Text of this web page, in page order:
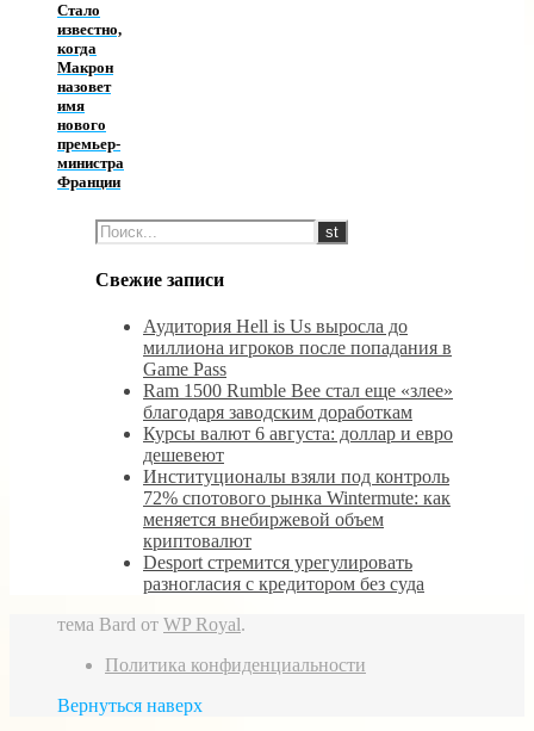
Стало
известно,
когда
Макрон
назовет
имя
нового
премьер-
министра
Франции
Свежие записи
Аудитория Hell is Us выросла до
миллиона игроков после попадания в
Game Pass
Ram 1500 Rumble Bee стал еще «злее»
благодаря заводским доработкам
Курсы валют 6 августа: доллар и евро
дешевеют
Институционалы взяли под контроль
72% спотового рынка Wintermute: как
меняется внебиржевой объем
криптовалют
Desport стремится урегулировать
разногласия с кредитором без суда
тема Bard от WP Royal.
Политика конфиденциальности
Вернуться наверх